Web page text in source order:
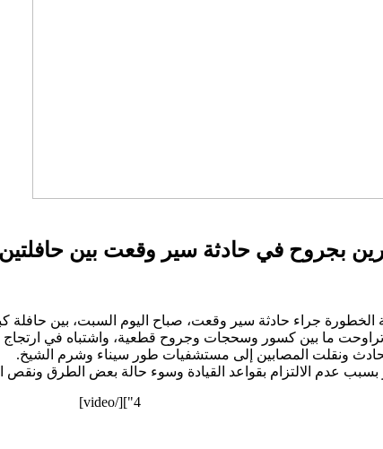
ما بين كسور وسحجات وجروح قطعية، واشتباه في ارتجاج
عدم الالتزام بقواعد القيادة وسوء حالة بعض الطرق ونقص
4"][/video]